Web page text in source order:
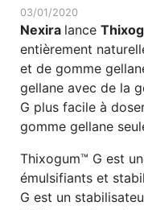
03/01/2020
Nexira lance
entièrement
et de gomme
gellane avec de la
G plus facile à
gomme gellane
Thixogum™ G est
émulsifiants et
G est un